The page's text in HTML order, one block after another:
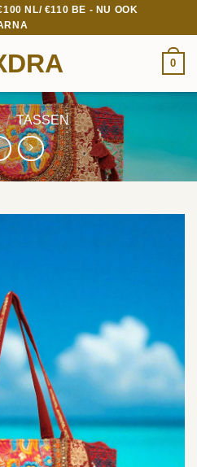
NL/ €110 BE - NU OOK
0
/ TASSEN